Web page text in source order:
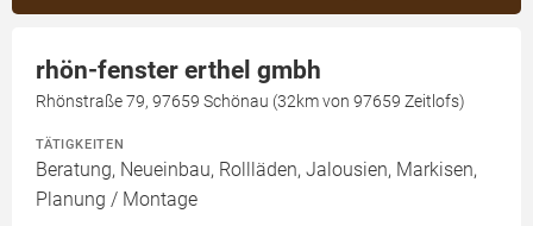
rhön-fenster erthel gmbh
Rhönstraße 79, 97659 Schönau (32km von 97659 Zeitlofs)
TÄTIGKEITEN
Beratung, Neueinbau, Rollläden, Jalousien, Markisen,
Planung / Montage